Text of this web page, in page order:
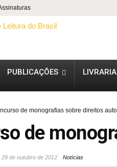
PUBLICAÇÕES LIVRARIA
de monografias sobre direitos
de
29 de outubro de 2012 Notícias